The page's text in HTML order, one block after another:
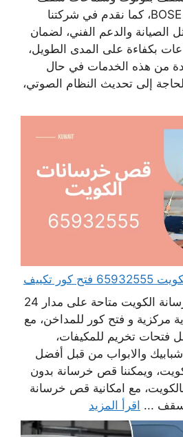
JPL وسماعات سقف BOSE، كما نقدم في شركتنا
الصيانة والدعم الفني، لضمان
بكفاءة على المدى الطويل،
من هذه الخدمات في حال
إلى تحديث النظام الصوتي،
تكييف
خدمات شركة قص خرسانة الكويت متاحة على مدار 24
مركزية و فتح كور للمداخن، مع
فتحات تخريم للمكيفات،
والابواب من قبل أفضل
ويمكننا قص خرسانة بدون
مع امكانية قص خرسانة
... اقرأ المزيد